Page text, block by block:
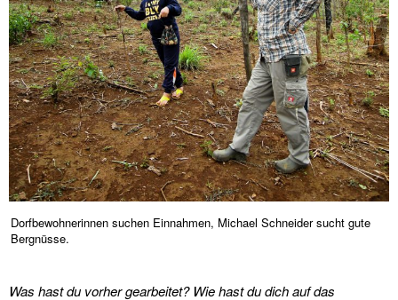
Dorfbewohnerinnen suchen Einnahmen, Michael Schneider sucht gute
Bergnüsse.
Was hast du vorher gearbeitet? Wie hast du dich auf das